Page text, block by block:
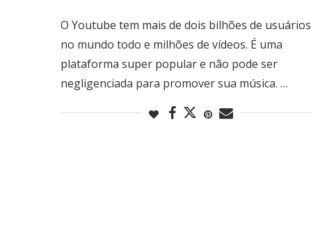
O Youtube tem mais de dois bilhões de usuários
no mundo todo e milhões de vídeos. É uma
plataforma super popular e não pode ser
negligenciada para promover sua música. …